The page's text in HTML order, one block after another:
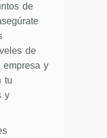
de
de
empresa y
tu
y